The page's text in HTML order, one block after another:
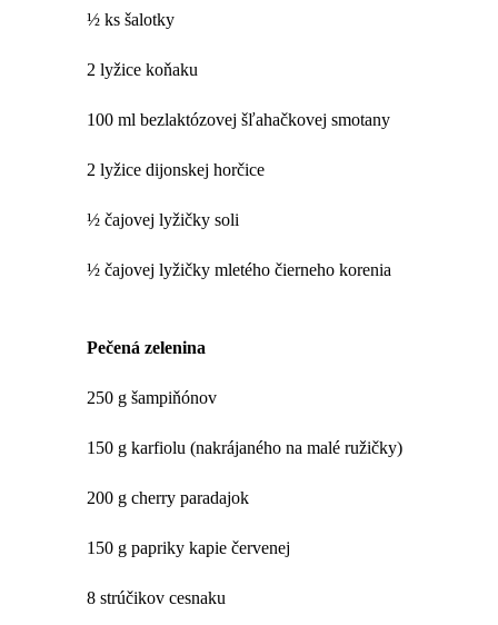
½ ks šalotky
2 lyžice koňaku
100 ml bezlaktózovej šľahačkovej smotany
2 lyžice dijonskej horčice
½ čajovej lyžičky soli
½ čajovej lyžičky mletého čierneho korenia
Pečená zelenina
250 g šampiňónov
150 g karfiolu (nakrájaného na malé ružičky)
200 g cherry paradajok
150 g papriky kapie červenej
8 strúčikov cesnaku